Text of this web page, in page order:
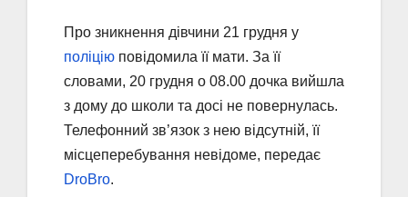
Про зникнення дівчини 21 грудня у
поліцію повідомила її мати. За її
словами, 20 грудня о 08.00 дочка вийшла
з дому до школи та досі не повернулась.
Телефонний зв’язок з нею відсутній, її
місцеперебування невідоме, передає
DroBro.